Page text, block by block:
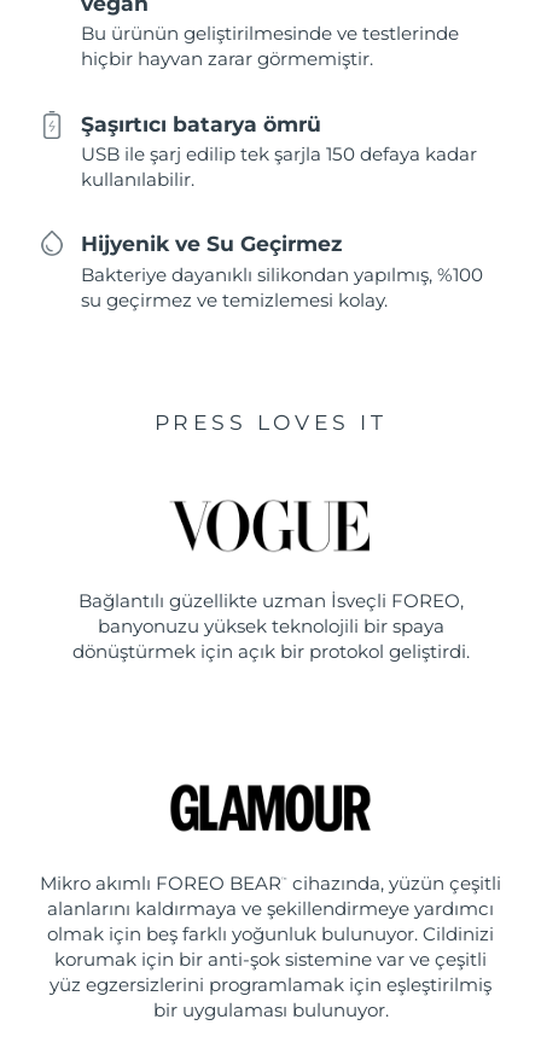
Bu ürünün geliştirilmesinde ve testlerinde
hiçbir hayvan zarar görmemiştir.
Şaşırtıcı batarya ömrü
USB ile şarj edilip tek şarjla 150 defaya kadar
kullanılabilir.
Hijyenik ve Su Geçirmez
Bakteriye dayanıklı silikondan yapılmış, %100
su geçirmez ve temizlemesi kolay.
PRESS LOVES IT
Bağlantılı güzellikte uzman İsveçli FOREO,
banyonuzu yüksek teknolojili bir spaya
dönüştürmek için açık bir protokol geliştirdi.
Mikro akımlı FOREO BEAR ™
cihazında, yüzün çeşitli
alanlarını kaldırmaya ve şekillendirmeye yardımcı
olmak için beş farklı yoğunluk bulunuyor. Cildinizi
korumak için bir anti-şok sistemine var ve çeşitli
yüz egzersizlerini programlamak için eşleştirilmiş
bir uygulaması bulunuyor.